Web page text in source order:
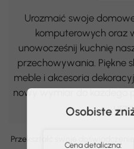
Urozmaić swoje
komputerowych oraz
unowocześnij kuchnię
przechowywania. Piękne
meble i akcesoria
nowy wymiar do każdego
Przekształć swoje
Osobiste
Cena detaliczna: